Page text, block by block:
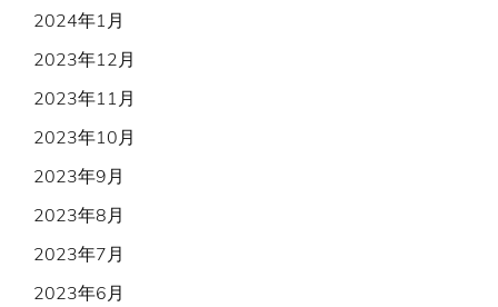
2024年1月
2023年12月
2023年11月
2023年10月
2023年9月
2023年8月
2023年7月
2023年6月